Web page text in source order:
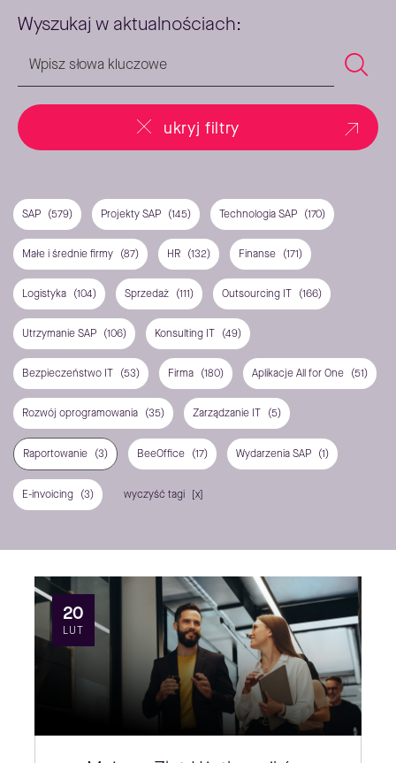
Wyszukaj w aktualnościach:
ukryj filtry
SAP (579) Projekty SAP (145) Technologia SAP (170)
Małe i średnie firmy (87) HR (132) Finanse (171)
Logistyka (104) Sprzedaż (111) Outsourcing IT (166)
Utrzymanie SAP (106) Konsulting IT (49)
Bezpieczeństwo IT (53) Firma (180) Aplikacje All for One (51)
Rozwój oprogramowania (35) Zarządzanie IT (5)
Raportowanie (3) BeeOffice (17) Wydarzenia SAP (1)
E-invoicing (3) wyczyść tagi
20
LUT